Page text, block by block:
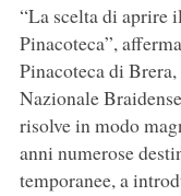
“La scelta di aprire
Pinacoteca”, afferma
Pinacoteca di
Nazionale
risolve in modo
anni numerose
temporanee, a